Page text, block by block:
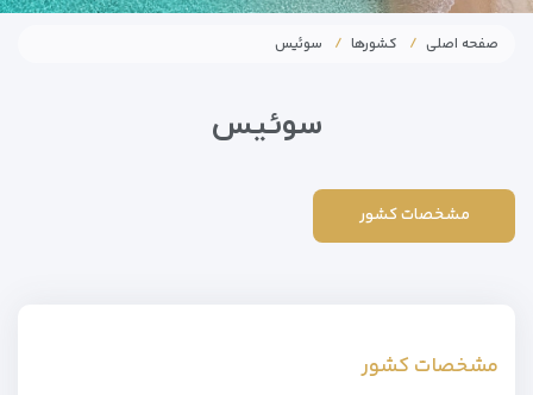
صفحه اصلی کشورها سوئیس
سوئیس
مشخصات کشور
مشخصات کشور